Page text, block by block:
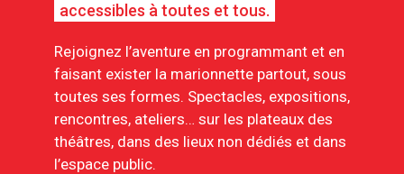
accessibles à toutes et tous.
Rejoignez l’aventure en programmant et en
faisant exister la marionnette partout, sous
toutes ses formes. Spectacles, expositions,
rencontres, ateliers… sur les plateaux des
théâtres, dans des lieux non dédiés et dans
l’espace public.